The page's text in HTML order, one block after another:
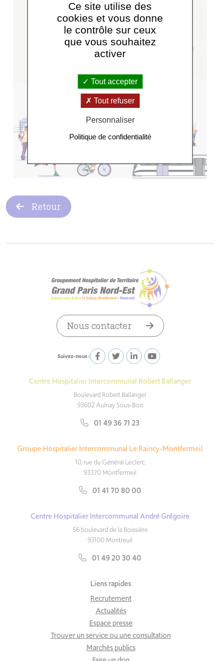
Retour
Suivez-nous :
Nous contacter
Centre Hospitalier Intercommunal Robert Ballanger
Boulevard Robert Ballanger
93602 Aulnay Sous-Bois
01 49 36 71 23
Groupe Hospitalier Intercommunal Le Raincy-Montfermeil
10, rue du Général Leclerc
93370 Montfermeil
01 41 70 80 00
Centre Hospitalier Intercommunal André Grégoire
56 boulevard de la Boissière
93100 Montreuil
01 49 20 30 40
Liens rapides
Recrutement
Actualités
Espace presse
Trouver un service ou une consultation
Marchés publics
Ce site utilise des
cookies et vous donne
le contrôle sur ceux
que vous souhaitez
activer
Tout accepter
Tout refuser
Personnaliser
Politique de confidentialité